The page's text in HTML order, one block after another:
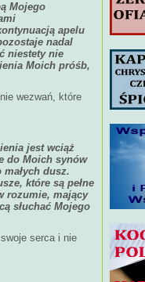
Mojego
apelu
nadal
niestety nie
Moich próśb,
wezwań, które
jest wciąż
do Moich synów
dusz.
które są pełne
rozumie, mający
słuchać Mojego
serca i nie